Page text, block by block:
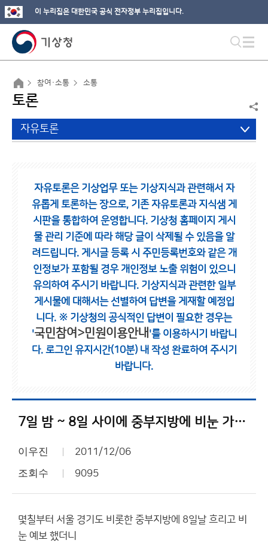
이 누리집은 대한민국 공식 전자정부 누리집입니다.
참여·소통 소통
토론
자유토론
자유토론은 기상업무 또는 기상지식과 관련해서 자
유롭게 토론하는 장으로, 기존 자유토론과 지식샘 게
시판을 통합하여 운영합니다. 기상청 홈페이지 게시
물 관리 기준에 따라 해당 글이 삭제될 수 있음을 알
려드립니다. 게시글 등록 시 주민등록번호와 같은 개
인정보가 포함될 경우 개인정보 노출 위험이 있으니
유의하여 주시기 바랍니다. 기상지식과 관련한 일부
게시물에 대해서는 선별하여 답변을 게재할 예정입
니다. ※ 기상청의 공식적인 답변이 필요한 경우는
'국민참여>민원이용안내 '를 이용하시기 바랍니
다. 로그인 유지시간(10분) 내 작성 완료하여 주시기
바랍니다.
7일 밤 ~ 8일 사이에 중부지방에 비눈 가능성 매우 낮아졌네요?
이우진 2011/12/06
조회수 9095
몇칠부터 서울 경기도 비롯한 중부지방에 8일날 흐리고 비
눈 예보 했더니